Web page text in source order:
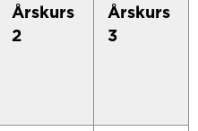
Årskurs
2
Årskurs
3